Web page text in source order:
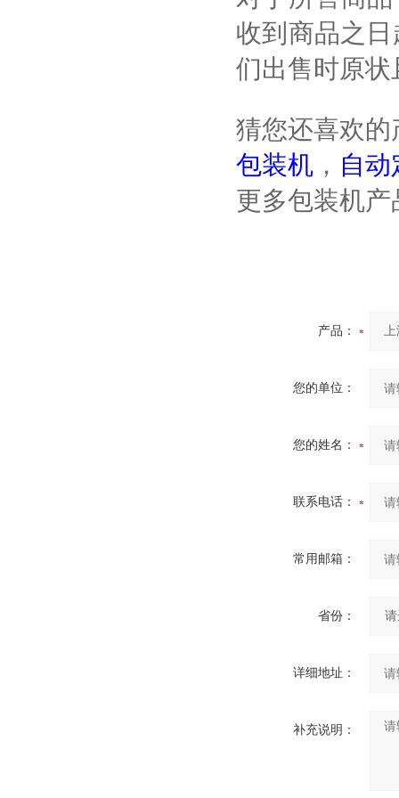
收到商品之
们出售时原
猜您还喜欢
包装机 ， 自
更多包装机产
产品：
您的单位：
您的姓名：
联系电话：
常用邮箱：
省份：
详细地址：
补充说明：